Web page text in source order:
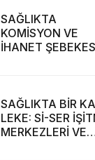
SAĞLIKTA
KOMİSYON VE
İHANET
VURGUNU!
SAĞLIKTA BİR
LEKE: Sİ-SER
MERKEZLERİ VE